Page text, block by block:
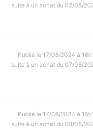
suite à un achat du 02/08/
Publié le 17/08/2024 à
suite à un achat du 07/08/
Publié le 17/08/2024 à
suite à un achat du 08/08/